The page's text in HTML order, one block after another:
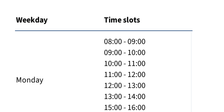
Weekday Time slots
Monday
08:00 - 09:00
09:00 - 10:00
10:00 - 11:00
11:00 - 12:00
12:00 - 13:00
13:00 - 14:00
15:00 - 16:00